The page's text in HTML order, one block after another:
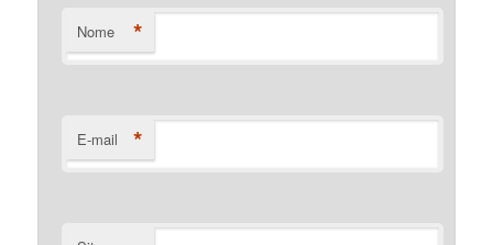
Nome *
E-mail *